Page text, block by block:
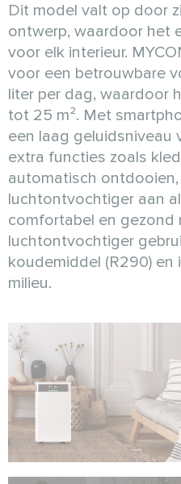
Dit model valt op door
ontwerp, waardoor het
voor elk interieur.
voor een betrouwbare
liter per dag, waardoor
tot 25 m². Met
een laag geluidsniveau
extra functies zoals
automatisch
luchtontvochtiger aan
comfortabel en gezond
luchtontvochtiger
koudemiddel (R290)
milieu.